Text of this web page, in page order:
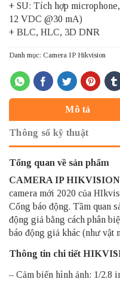
+ SU: Tích hợp
12 VDC @30 mA)
+ BLC, HLC, 3D DNR
Danh mục: Camera IP Hikvision
Mô tả
Thông số kỹ thuật
Tổng quan về sản phẩm
CAMERA IP HIKVISION
camera mới 2020 của
Cổng báo động. Tầm quan
động giả bằng cách phân
báo động giả khác (như vật
Thông tin chi tiết
– Cảm biến hình ảnh: 1/2.8